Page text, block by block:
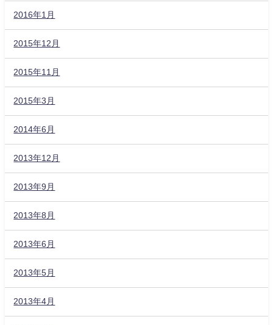
2016年1月
2015年12月
2015年11月
2015年3月
2014年6月
2013年12月
2013年9月
2013年8月
2013年6月
2013年5月
2013年4月